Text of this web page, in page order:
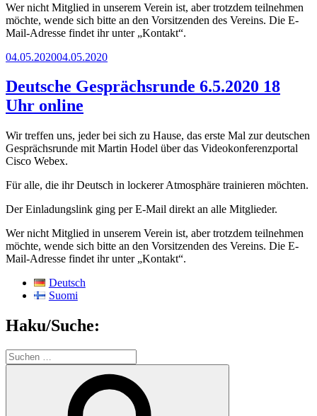
Wer nicht Mitglied in unserem Verein ist, aber trotzdem teilnehmen
möchte, wende sich bitte an den Vorsitzenden des Vereins. Die E-
Mail-Adresse findet ihr unter „Kontakt“.
Veröffentlicht
04.05.202004.05.2020
Deutsche Gesprächsrunde 6.5.2020 18
Uhr online
Wir treffen uns, jeder bei sich zu Hause, das erste Mal zur deutschen
Gesprächsrunde mit Martin Hodel über das Videokonferenzportal
Cisco Webex.
Für alle, die ihr Deutsch in lockerer Atmosphäre trainieren möchten.
Der Einladungslink ging per E-Mail direkt an alle Mitglieder.
Wer nicht Mitglied in unserem Verein ist, aber trotzdem teilnehmen
möchte, wende sich bitte an den Vorsitzenden des Vereins. Die E-
Mail-Adresse findet ihr unter „Kontakt“.
Deutsch
Suomi
Haku/Suche:
Suchen
nach: